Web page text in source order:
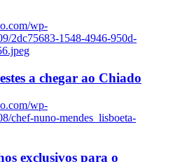
wp-
2dc75683-1548-4946-950d-
a chegar ao Chiado
wp-
chef-nuno-mendes_lisboeta-
exclusivos para o